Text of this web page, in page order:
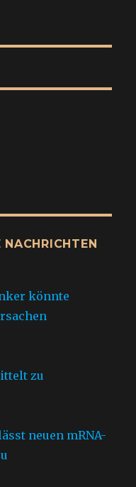
NACHRICHTEN
könnte
zu
neuen mRNA-